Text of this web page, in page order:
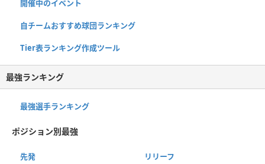
開催中のイベント
自チームおすすめ球団ランキング
Tier表ランキング作成ツール
最強ランキング
最強選手ランキング
ポジション別最強
先発 リリーフ